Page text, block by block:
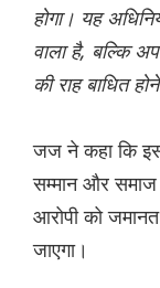
होगा। यह
वाला है, बल्कि
की राह बाधित
जज ने कहा कि इस
सम्मान और समाज
आरोपी को
जाएगा।